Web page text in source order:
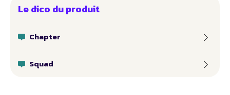
Le dico du produit
Chapter
Squad